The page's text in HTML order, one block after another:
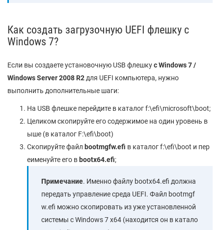
Как создать загрузочную UEFI флешку с
Windows 7?
Если вы создаете установочную USB флешкус Windows 7 /
WindowsServer 2008 R2 для UEFI компьютера, нужно
выполнить дополнительные шаги:
На USB флешке перейдите в каталог f:\efi\microsoft\boot;
Целиком скопируйте его содержимое на один уровень в
ыше (в каталог F:\efi\boot)
Скопируйте файл bootmgfw.efi в каталог f:\efi\boot и пер
еименуйте его вbootx64.efi;
Примечание. Именно файлу bootx64.efi должна
передать управление среда UEFI. Файл bootmgf
w.efi можно скопировать из уже установленной
системы с Windows 7 x64 (находится он в катало